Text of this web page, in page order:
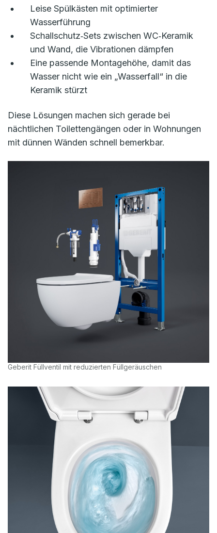
Leise Spülkästen mit optimierter
Wasserführung
Schallschutz‑Sets zwischen WC‑Keramik
und Wand, die Vibrationen dämpfen
Eine passende Montagehöhe, damit das
Wasser nicht wie ein „Wasserfall“ in die
Keramik stürzt
Diese Lösungen machen sich gerade bei
nächtlichen Toilettengängen oder in Wohnungen
mit dünnen Wänden schnell bemerkbar.
Geberit Füllventil mit reduzierten Füllgeräuschen